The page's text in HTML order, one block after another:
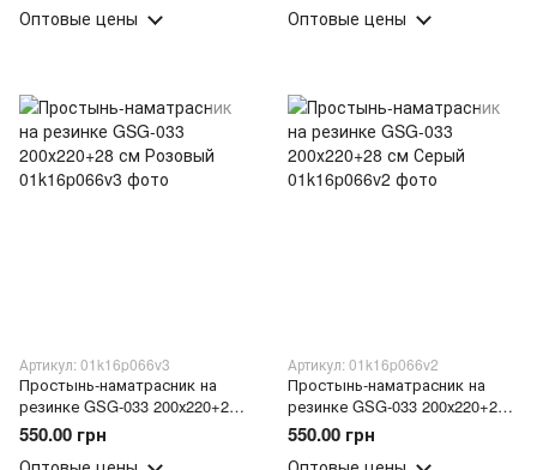
Оптовые цены Оптовые цены
Артикул: 01k16p066v3
Простынь-наматрасник на
резинке GSG-033 200х220+28
см Розовый
550.00 грн
Артикул: 01k16p066v2
Простынь-наматрасник на
резинке GSG-033 200х220+28
см Серый
550.00 грн